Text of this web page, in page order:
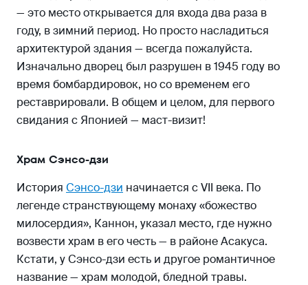
— это место открывается для входа два раза в
году, в зимний период. Но просто насладиться
архитектурой здания — всегда пожалуйста.
Изначально дворец был разрушен в 1945 году во
время бомбардировок, но со временем его
реставрировали. В общем и целом, для первого
свидания с Японией — маст-визит!
Храм Сэнсо-дзи
История Сэнсо-дзи начинается с VII века. По
легенде странствующему монаху «божество
милосердия», Каннон, указал место, где нужно
возвести храм в его честь — в районе Асакуса.
Кстати, у Сэнсо-дзи есть и другое романтичное
название — храм молодой, бледной травы.